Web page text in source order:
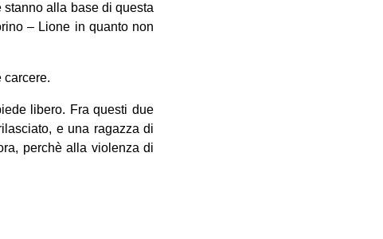
alla base di questa
– Lione in quanto non
carcere.
libero. Fra questi due
e una ragazza di
perchè alla violenza di